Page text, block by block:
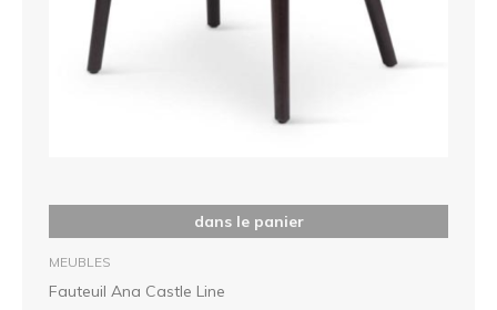
dans le panier
MEUBLES
Fauteuil Ana Castle Line